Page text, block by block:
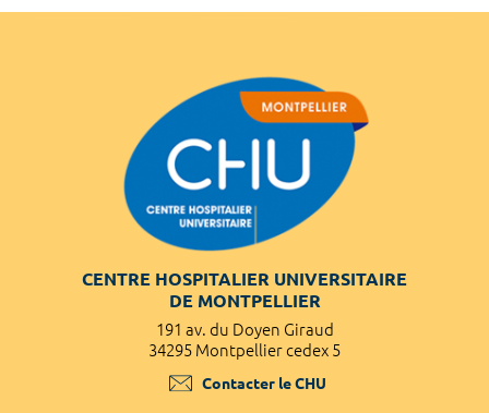
CENTRE HOSPITALIER UNIVERSITAIRE
DE MONTPELLIER
191 av. du Doyen Giraud
34295 Montpellier cedex 5
Contacter le CHU